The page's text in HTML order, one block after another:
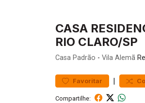
CASA
RIO CLARO/SP
Casa Padrão - Vila Alemã
Favoritar |
Compartilhe: